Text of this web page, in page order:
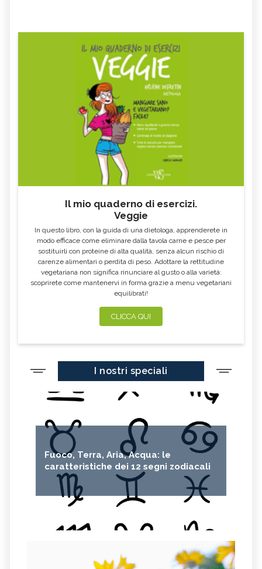
Il mio quaderno di esercizi.
Veggie
In questo libro, con la guida di una dietologa, apprenderete in
modo efficace come eliminare dalla tavola carne e pesce per
sostituirli con proteine di alta qualità, senza alcun rischio di
carenze alimentari o perdita di peso. Adottare la rettitudine
vegetariana non significa rinunciare al gusto o alla varietà:
scoprirete come mantenervi in forma grazie a menu vegetariani
equilibrati!
CLICCA QUI
I nostri speciali
Fuoco, Terra, Aria, Acqua: le
caratteristiche dei 12 segni zodiacali